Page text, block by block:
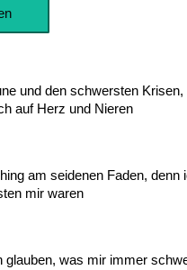
und den schwersten
auf Herz und Nieren
am seidenen Faden, denn
mir waren
glauben, was mir immer